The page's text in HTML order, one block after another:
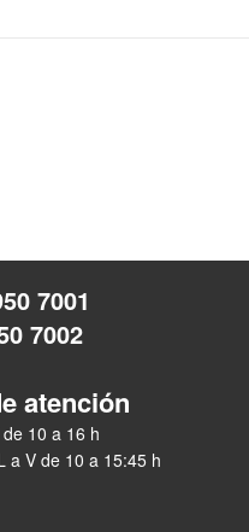
7001
7002
atención
10 a 16 h
a V de 10 a 15:45 h